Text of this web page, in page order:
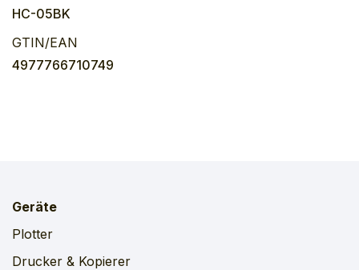
HC-05BK
GTIN/EAN
4977766710749
Geräte
Plotter
Drucker & Kopierer